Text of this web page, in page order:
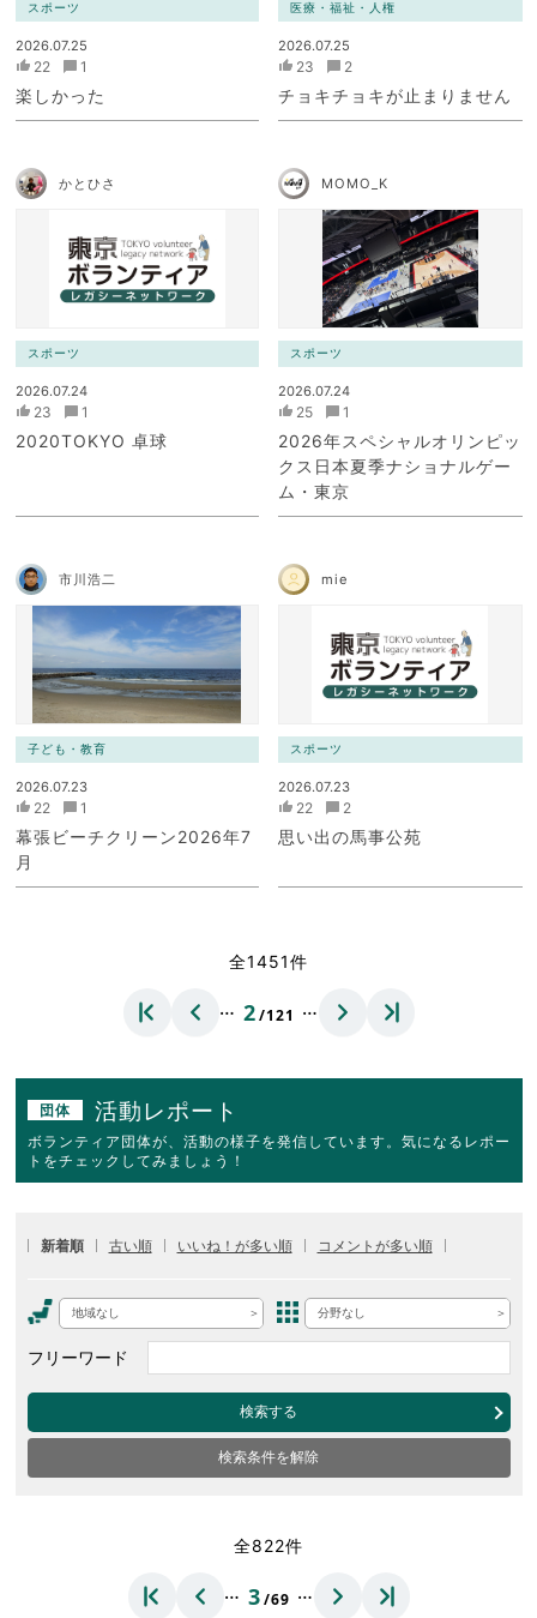
スポーツ
2026.07.25
22 1
楽しかった
医療・福祉・人権
2026.07.25
23 2
チョキチョキが止まりません
かとひさ
スポーツ
2026.07.24
23 1
2020TOKYO 卓球
MOMO_K
スポーツ
2026.07.24
25 1
2026年スペシャルオリンピッ
クス日本夏季ナショナルゲー
ム・東京
市川浩二
子ども・教育
2026.07.23
22 1
幕張ビーチクリーン2026年7
月
mie
スポーツ
2026.07.23
22 2
思い出の馬事公苑
全1451件
… 2/121 …
団体 活動レポート
ボランティア団体が、活動の様子を発信しています。気になるレポー
トをチェックしてみましょう！
新着順 古い順 いいね！が多い順 コメントが多い順
地域なし 分野なし
フリーワード
検索する
検索条件を解除
全822件
… 3/69 …